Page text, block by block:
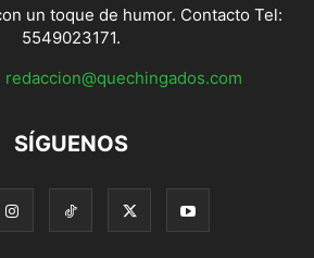
un toque de humor. Contacto Tel:
5549023171.
redaccion@quechingados.com
SÍGUENOS